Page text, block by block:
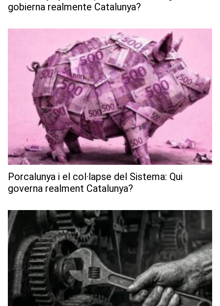
gobierna realmente Catalunya?
Porcalunya i el col·lapse del Sistema: Qui
governa realment Catalunya?